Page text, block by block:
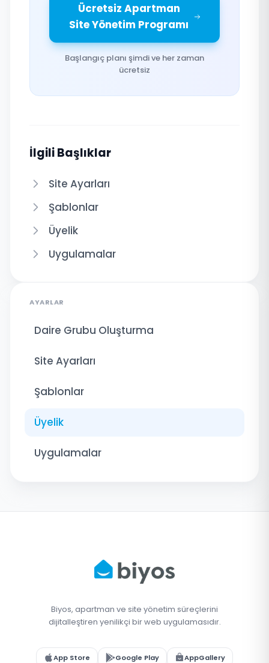
Ücretsiz Apartman
Site Yönetim Programı
Başlangıç planı şimdi ve her zaman
ücretsiz
İlgili Başlıklar
Site Ayarları
Şablonlar
Üyelik
Uygulamalar
AYARLAR
Daire Grubu Oluşturma
Site Ayarları
Şablonlar
Üyelik
Uygulamalar
Biyos, apartman ve site yönetim süreçlerini
dijitalleştiren yenilikçi bir web uygulamasıdır.
App Store Google Play AppGallery